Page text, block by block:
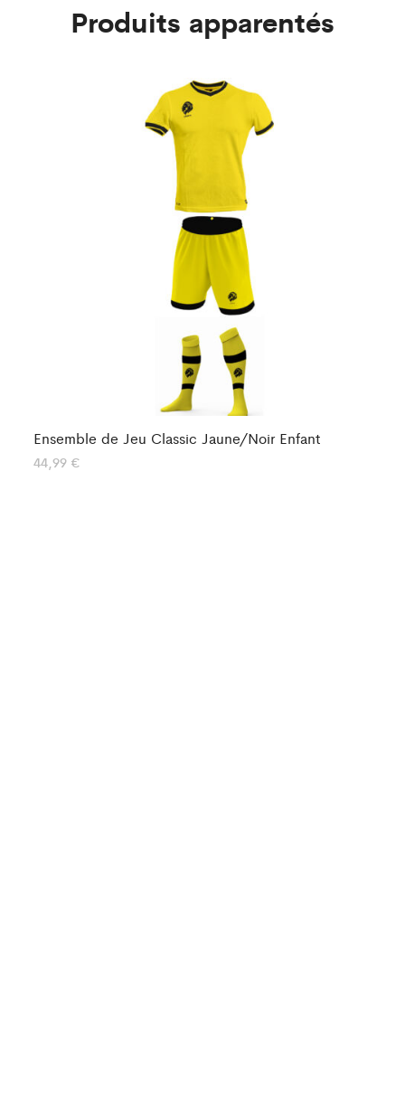
Produits apparentés
Ensemble de Jeu Classic Jaune/Noir Enfant
44,99 €